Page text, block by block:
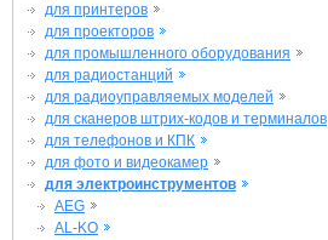
для принтеров
для проекторов
для промышленного оборудования
для радиостанций
для радиоуправляемых моделей
для сканеров штрих-кодов и терминалов
для телефонов и КПК
для фото и видеокамер
для электроинструментов
AEG
AL-KO